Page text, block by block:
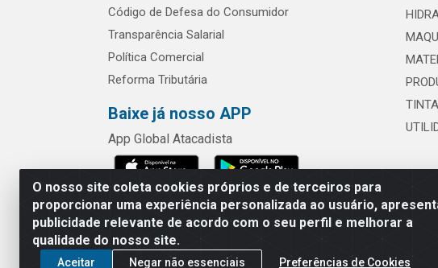
O nosso site coleta cookies próprios e de terceiros para
proporcionar uma experiência personalizada ao usuário,
publicidade relevante de acordo com o seu perfil e melhorar a
qualidade do nosso site.
Aceitar Negar não essenciais Preferências de Cookies
Código de Defesa do Consumidor
Transparência Salarial
Política Comercial
Reforma Tributária
Baixe já nosso APP
App Global Atacadista
Rua Chipuê, 117 - S.